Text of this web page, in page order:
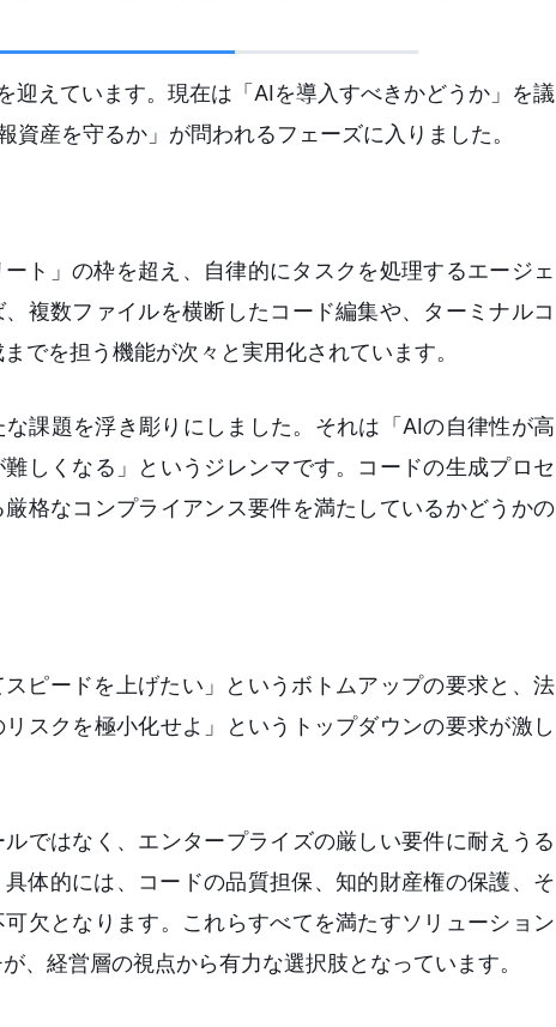
えています。現在は「AIを導入すべきかどうか」を議
産を守るか」が問われるフェーズに入りました。
ト」の枠を超え、自律的にタスクを処理するエージェ
複数ファイルを横断したコード編集や、ターミナルコ
でを担う機能が次々と実用化されています。
課題を浮き彫りにしました。それは「AIの自律性が高
しくなる」というジレンマです。コードの生成プロセ
格なコンプライアンス要件を満たしているかどうかの
ピードを上げたい」というボトムアップの要求と、法
スクを極小化せよ」というトップダウンの要求が激し
ではなく、エンタープライズの厳しい要件に耐えうる
体的には、コードの品質担保、知的財産権の保護、そ
欠となります。これらすべてを満たすソリューション
、経営層の視点から有力な選択肢となっています。